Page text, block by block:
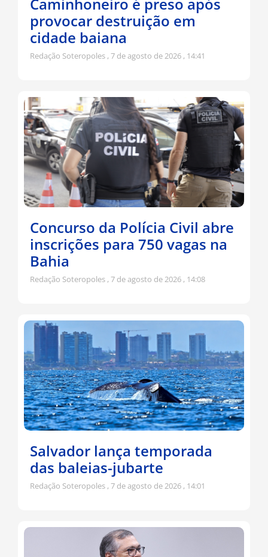
provocar destruição em
cidade baiana
Redação Soteropoles 7 de agosto de 2026 14:41
Concurso da Polícia Civil abre
inscrições para 750 vagas na
Bahia
Redação Soteropoles 7 de agosto de 2026 14:08
Salvador lança temporada
das baleias-jubarte
Redação Soteropoles 7 de agosto de 2026 14:01